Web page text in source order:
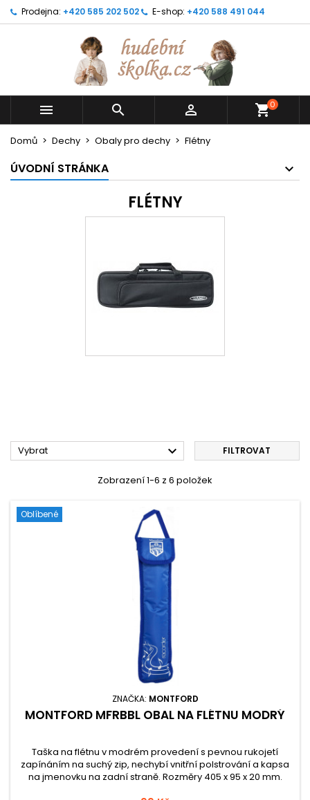
Prodejna: +420 585 202 502 E-shop: +420 588 491 044
   shopping_cart0
Domů Dechy Obaly pro dechy Flétny
ÚVODNÍ STRÁNKA
FLÉTNY
Vybrat  FILTROVAT
Zobrazení 1-6 z 6 položek
Oblíbené
ZNAČKA: MONTFORD
MONTFORD MFRBBL OBAL NA FLÉTNU MODRÝ
Taška na flétnu v modrém provedení s pevnou rukojetí
zapínáním na suchý zip, nechybí vnitřní polstrování a kapsa
na jmenovku na zadní straně. Rozměry 405 x 95 x 20 mm.